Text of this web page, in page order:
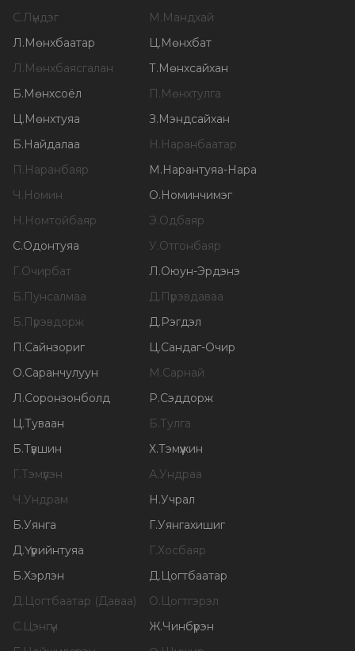
С.Лүндэг М.Мандхай
Л.Мөнхбаатар Ц.Мөнхбат
Л.Мөнхбаясгалан Т.Мөнхсайхан
Б.Мөнхсоёл П.Мөнхтулга
Ц.Мөнхтуяа З.Мэндсайхан
Б.Найдалаа Н.Наранбаатар
П.Наранбаяр М.Нарантуяа-Нара
Ч.Номин О.Номинчимэг
Н.Номтойбаяр Э.Одбаяр
С.Одонтуяа У.Отгонбаяр
Г.Очирбат Л.Оюун-Эрдэнэ
Б.Пунсалмаа Д.Пүрэвдаваа
Б.Пүрэвдорж Д.Рэгдэл
П.Сайнзориг Ц.Сандаг-Очир
О.Саранчулуун М.Сарнай
Л.Соронзонболд Р.Сэддорж
Ц.Туваан Б.Тулга
Б.Түвшин Х.Тэмүүжин
Г.Тэмүүлэн А.Ундраа
Ч.Ундрам Н.Учрал
Б.Уянга Г.Уянгахишиг
Д.Үүрийнтуяа Г.Хосбаяр
Б.Хэрлэн Д.Цогтбаатар
Д.Цогтбаатар (Даваа) О.Цогтгэрэл
С.Цэнгүүн Ж.Чинбүрэн